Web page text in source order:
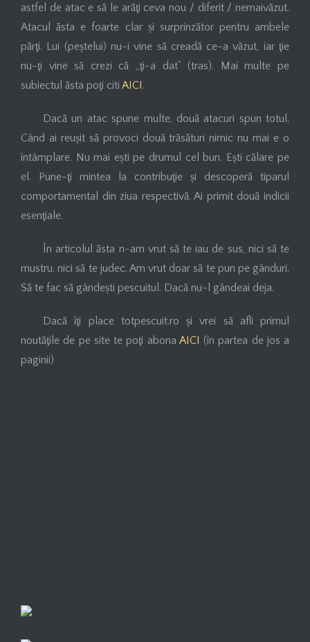
astfel de atac e să le arăţi ceva nou / diferit / nemaivăzut.
Atacul ăsta e foarte clar și surprinzător pentru ambele
părţi. Lui (peștelui) nu-i vine să creadă ce-a văzut, iar ţie
nu-ţi vine să crezi că „ţi-a dat” (tras). Mai multe pe
subiectul ăsta poţi citi AICI.
Dacă un atac spune multe, două atacuri spun totul.
Când ai reușit să provoci două trăsături nimic nu mai e o
întâmplare. Nu mai ești pe drumul cel bun. Ești călare pe
el. Pune-ţi mintea la contribuţie și descoperă tiparul
comportamental din ziua respectivă. Ai primit două indicii
esenţiale.
În articolul ăsta n-am vrut să te iau de sus, nici să te
mustru, nici să te judec. Am vrut doar să te pun pe gânduri.
Să te fac să gândești pescuitul. Dacă nu-l gândeai deja.
Dacă îţi place totpescuit.ro și vrei să afli primul
noutăţile de pe site te poţi abona AICI (în partea de jos a
paginii)